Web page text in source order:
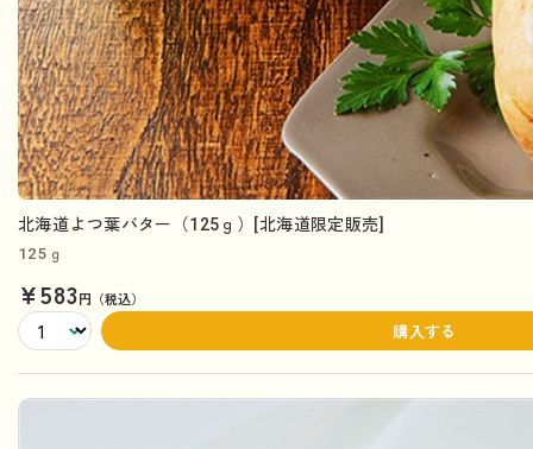
北海道よつ葉バター（125ｇ）[北海道限定販売]
125ｇ
¥583円（税込）
購入する